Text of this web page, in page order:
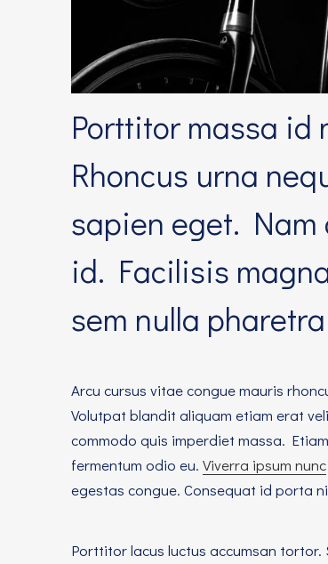
Porttitor massa id
Rhoncus urna
sapien eget.
id. Facilisis
sem nulla
Arcu cursus vitae congue mauris
Volutpat blandit aliquam etiam erat
commodo quis imperdiet massa.
fermentum odio eu. Viverra ipsum nunc
egestas congue. Consequat id porta
Porttitor lacus luctus accumsan